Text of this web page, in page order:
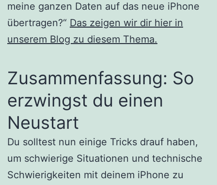
meine ganzen Daten auf das neue iPhone
übertragen?“ Das zeigen wir dir hier in
unserem Blog zu diesem Thema.
Zusammenfassung: So
erzwingst du einen
Neustart
Du solltest nun einige Tricks drauf haben,
um schwierige Situationen und technische
Schwierigkeiten mit deinem iPhone zu